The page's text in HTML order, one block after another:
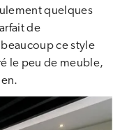
quelques
de
ce style
le peu de meuble,